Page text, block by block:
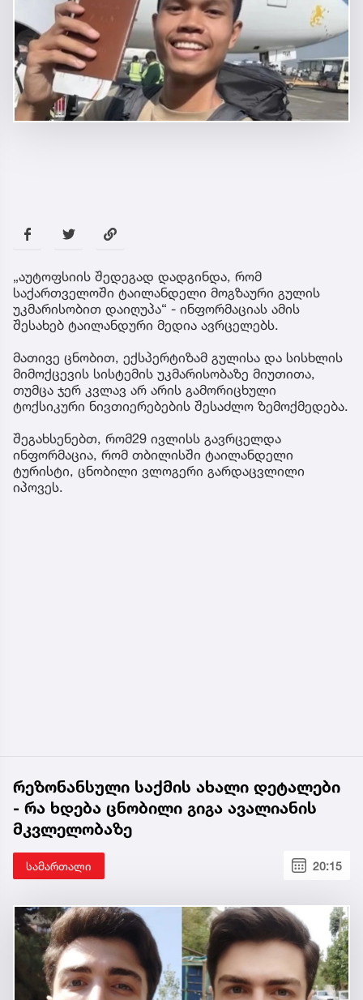
„აუტოფსიის შედეგად დადგინდა, რომ
საქართველოში ტაილანდელი მოგზაური გულის
უკმარისობით დაიღუპა“ - ინფორმაციას ამის
შესახებ ტაილანდური მედია ავრცელებს.
მათივე ცნობით, ექსპერტიზამ გულისა და სისხლის
მიმოქცევის სისტემის უკმარისობაზე მიუთითა,
თუმცა ჯერ კვლავ არ არის გამორიცხული
ტოქსიკური ნივთიერებების შესაძლო ზემოქმედება.
შეგახსენებთ, რომ29 ივლისს გავრცელდა
ინფორმაცია, რომ თბილისში ტაილანდელი
ტურისტი, ცნობილი ვლოგერი გარდაცვლილი
იპოვეს.
რეზონანსული საქმის ახალი დეტალები
- რა ხდება ცნობილი გიგა ავალიანის
მკვლელობაზე
სამართალი 20:15